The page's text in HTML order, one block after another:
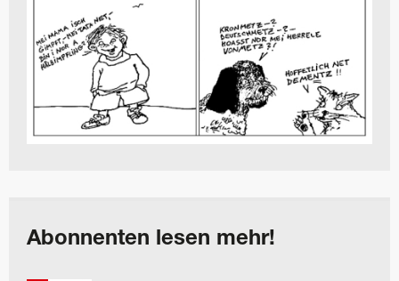
Abonnenten lesen mehr!